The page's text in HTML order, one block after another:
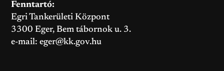
Fenntartó:
Egri Tankerületi Központ
3300 Eger, Bem tábornok u. 3.
e-mail:eger@kk.gov.hu